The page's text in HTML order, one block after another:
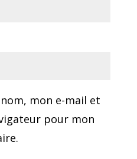
mon e-mail et
pour mon